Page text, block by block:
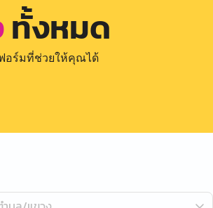
ทั้งหมด
อร์มที่ช่วยให้คุณได้